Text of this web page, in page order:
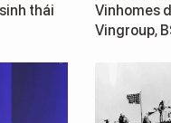
thái
Vinhomes
Vingroup,